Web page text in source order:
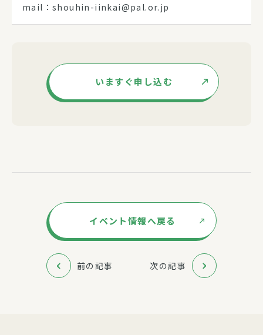
mail：shouhin-iinkai@pal.or.jp
いますぐ申し込む
イベント情報へ戻る
前の記事 次の記事